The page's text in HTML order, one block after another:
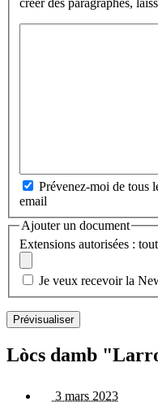
Prévenez-moi de tous
email
Ajouter un document
Extensions autorisées :
Je veux recevoir la
Lòcs damb
3 mars 2023